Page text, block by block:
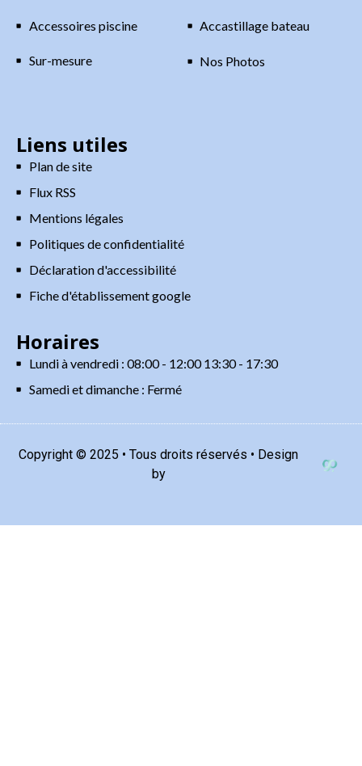
Accessoires piscine Accastillage bateau
Sur-mesure Nos Photos
Liens utiles
Plan de site
Flux RSS
Mentions légales
Politiques de confidentialité
Déclaration d'accessibilité
Fiche d'établissement google
Horaires
Lundi à vendredi : 08:00 - 12:00 13:30 - 17:30
Samedi et dimanche : Fermé
Copyright © 2025 • Tous droits réservés • Design
by